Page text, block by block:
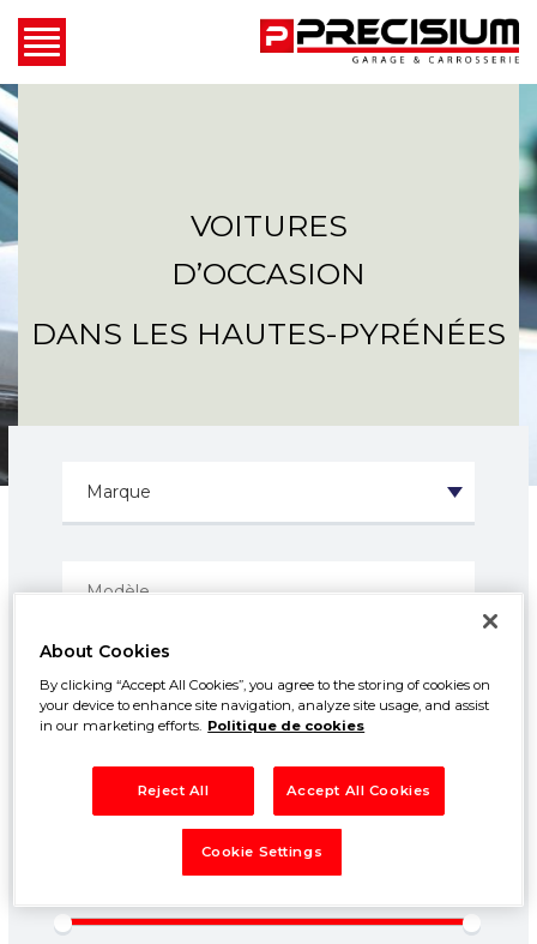
VOITURES
D’OCCASION
DANS LES HAUTES-PYRÉNÉES
Prix entre:
About Cookies
By clicking “Accept All Cookies”, you agree to the storing of cookies on
your device to enhance site navigation, analyze site usage, and assist
in our marketing efforts. Politique de cookies
Reject All Accept All Cookies
Cookie Settings